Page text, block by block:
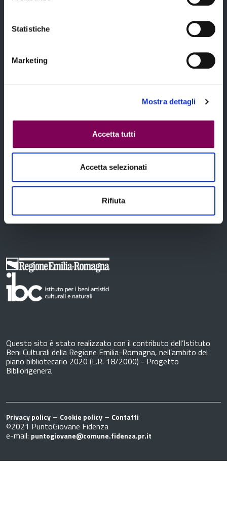
Statistiche
Marketing
Mostra dettagli
Accetta tutti
Accetta selezionati
Rifiuta
Temi
Questo sito è stato realizzato con il contributo dell’Istituto
Beni Culturali della Regione Emilia-Romagna, nell’ambito del
piano bibliotecario 2020 (L.R. 18/2000) - Progetto
Bibliorigenera
Privacy policy – Cookie policy – Contatti
©2021 PuntoGiovane Fidenza
e-mail: puntogiovane@comune.fidenza.pr.it